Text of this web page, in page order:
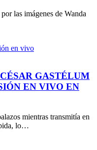
las imágenes de Wanda
GASTÉLUM
EN VIVO EN
mientras transmitía en
lo…